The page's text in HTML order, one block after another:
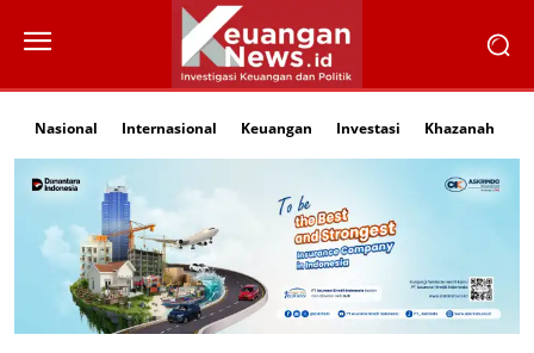
Nasional Internasional Keuangan Investasi Khazanah